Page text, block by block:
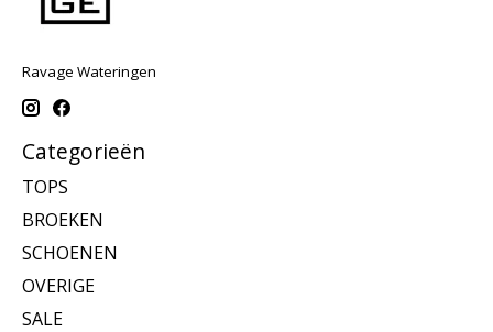
Ravage Wateringen
Categorieën
TOPS
BROEKEN
SCHOENEN
OVERIGE
SALE